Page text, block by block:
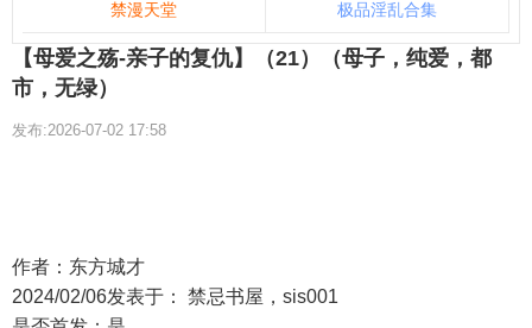
禁漫天堂 极品淫乱合集
【母爱之殇-亲子的复仇】（21）（母子，纯爱，都
市，无绿）
发布:2026-07-02 17:58
作者：东方城才
2024/02/06发表于： 禁忌书屋，sis001